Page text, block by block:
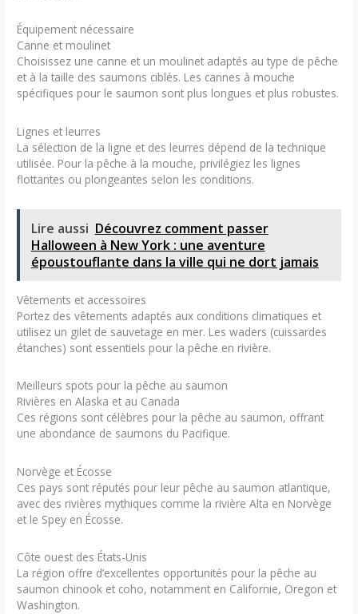
Équipement nécessaire
Canne et moulinet
Choisissez une canne et un moulinet adaptés au type de pêche
et à la taille des saumons ciblés. Les cannes à mouche
spécifiques pour le saumon sont plus longues et plus robustes.
Lignes et leurres
La sélection de la ligne et des leurres dépend de la technique
utilisée. Pour la pêche à la mouche, privilégiez les lignes
flottantes ou plongeantes selon les conditions.
Lire aussi Découvrez comment passer
Halloween à New York : une aventure
époustouflante dans la ville qui ne dort jamais
Vêtements et accessoires
Portez des vêtements adaptés aux conditions climatiques et
utilisez un gilet de sauvetage en mer. Les waders (cuissardes
étanches) sont essentiels pour la pêche en rivière.
Meilleurs spots pour la pêche au saumon
Rivières en Alaska et au Canada
Ces régions sont célèbres pour la pêche au saumon, offrant
une abondance de saumons du Pacifique.
Norvège et Écosse
Ces pays sont réputés pour leur pêche au saumon atlantique,
avec des rivières mythiques comme la rivière Alta en Norvège
et le Spey en Écosse.
Côte ouest des États-Unis
La région offre d’excellentes opportunités pour la pêche au
saumon chinook et coho, notamment en Californie, Oregon et
Washington.